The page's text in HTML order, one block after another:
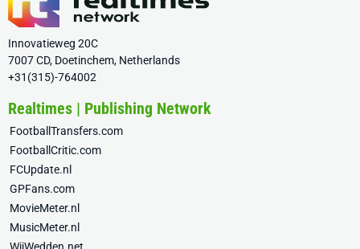
Innovatieweg 20C
7007 CD, Doetinchem, Netherlands
+31(315)-764002
Realtimes | Publishing Network
FootballTransfers.com
FootballCritic.com
FCUpdate.nl
GPFans.com
MovieMeter.nl
MusicMeter.nl